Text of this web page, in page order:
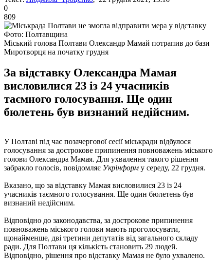
0
809
Фото: Полтавщина
Міський голова Полтави Олександр Мамай потрапив до бази
Миротворця на початку грудня
За відставку Олександра Мамая
висловилися 23 із 24 учасників
таємного голосування. Ще один
бюлетень був визнаний недійсним.
У Полтаві під час позачергової сесії міськради відбулося
голосування за дострокове припинення повноважень міського
голови Олександра Мамая. Для ухвалення такого рішення
забракло голосів, повідомляє Укрінформ у середу, 22 грудня.
Вказано, що за відставку Мамая висловилися 23 із 24
учасників таємного голосування. Ще один бюлетень був
визнаний недійсним.
Відповідно до законодавства, за дострокове припинення
повноважень міського голови мають проголосувати,
щонайменше, дві третини депутатів від загального складу
ради. Для Полтави ця кількість становить 29 людей.
Відповідно, рішення про відставку Мамая не було ухвалено.